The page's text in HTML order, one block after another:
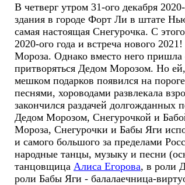
В четверг утром 31-ого декабря
здания в городе Форт Ли в штате
самая настоящая Снегурочка. С
2020-ого года и встреча нового
Мороза. Однако вместо него пришла
притворяться Дедом Морозом. Но
мешком подарков появился на
песнями, хороводами развлекала
закончился раздачей долгожданных
Дедом Морозом, Снегурочкой и
Мороза, Снегурочки и Бабы Яги
и самого большого за пределами
народные танцы, музыку и песни
танцовщица Алиса Егорова, в роли
роли Бабы Яги - балалаечница-